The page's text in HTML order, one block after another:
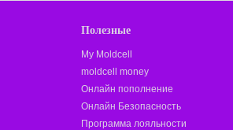
Полезные
My Moldcell
moldcell money
Онлайн пополнение
Онлайн Безопасность
Программа лояльности